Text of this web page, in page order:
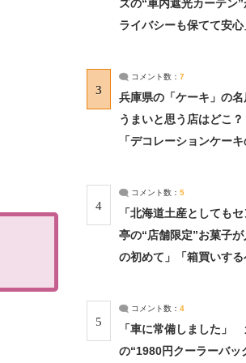
ズの“車内遮光カーテ
ライバシーも保てて安
3
コメント数： 7
兵庫県の「ケーキ」の
うまいと思う店はどこ
「デコレーションケーキ
4
コメント数： 5
「北海道土産としても
亭の“店舗限定”お菓子
の初めて」「箱買いする
5
コメント数： 4
「車に常備しました」
の“1980円クーラーバ